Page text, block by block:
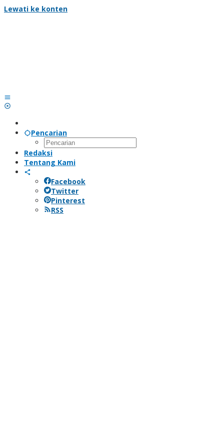
Lewati ke konten
Pencarian
Redaksi
Tentang Kami
Facebook
Twitter
Pinterest
RSS